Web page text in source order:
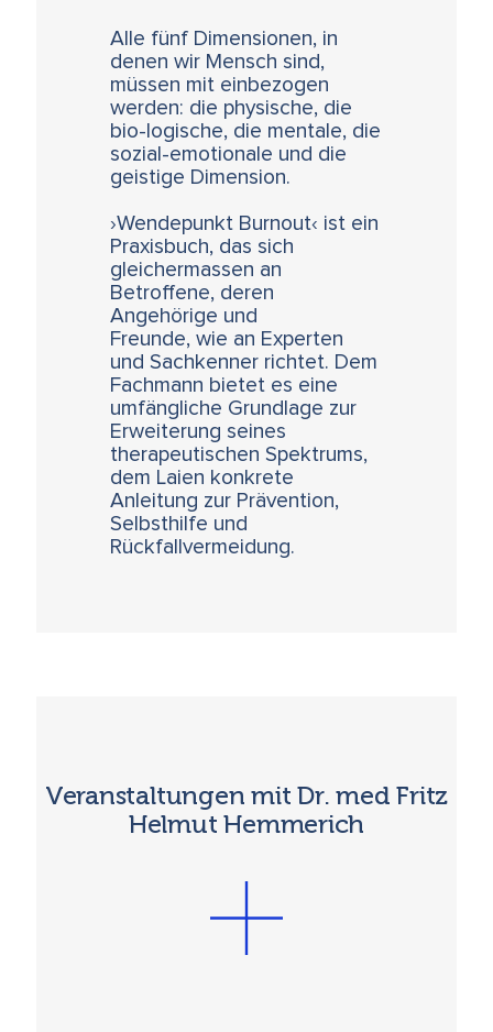
Alle fünf Dimensionen, in
denen wir Mensch sind,
müssen mit einbezogen
werden: die physische, die
bio-logische, die mentale, die
sozial-emotionale und die
geistige Dimension.
›Wendepunkt Burnout‹ ist ein
Praxisbuch, das sich
gleichermassen an
Betroffene, deren
Angehörige und
Freunde, wie an Experten
und Sachkenner richtet. Dem
Fachmann bietet es eine
umfängliche Grundlage zur
Erweiterung seines
therapeutischen Spektrums,
dem Laien konkrete
Anleitung zur Prävention,
Selbsthilfe und
Rückfallvermeidung.
Veranstaltungen mit Dr. med Fritz
Helmut Hemmerich